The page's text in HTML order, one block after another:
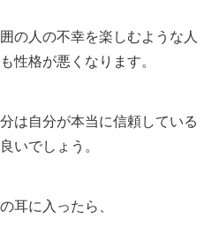
の人の不幸を楽しむような人
性格が悪くなります。
は自分が本当に信頼している
いでしょう。
耳に入ったら、